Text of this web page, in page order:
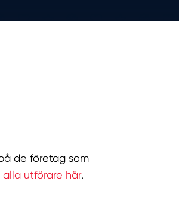
de företag som
alla utförare här.